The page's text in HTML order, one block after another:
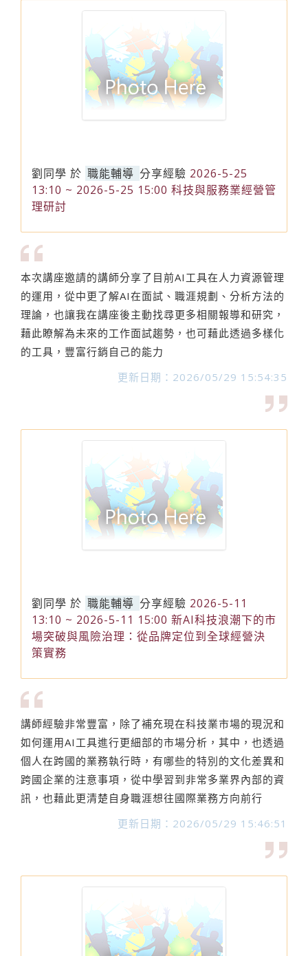
劉同學 於 職能輔導 分享經驗 2026-5-25
13:10 ~ 2026-5-25 15:00 科技與服務業經營管
理研討
本次講座邀請的講師分享了目前AI工具在人力資源管理
的運用，從中更了解AI在面試、職涯規劃、分析方法的
理論，也讓我在講座後主動找尋更多相關報導和研究，
藉此瞭解為未來的工作面試趨勢，也可藉此透過多樣化
的工具，豐富行銷自己的能力
更新日期：2026/05/29 15:54:35
劉同學 於 職能輔導 分享經驗 2026-5-11
13:10 ~ 2026-5-11 15:00 新AI科技浪潮下的市
場突破與風險治理：從品牌定位到全球經營決
策實務
講師經驗非常豐富，除了補充現在科技業市場的現況和
如何運用AI工具進行更細部的市場分析，其中，也透過
個人在跨國的業務執行時，有哪些的特別的文化差異和
跨國企業的注意事項，從中學習到非常多業界內部的資
訊，也藉此更清楚自身職涯想往國際業務方向前行
更新日期：2026/05/29 15:46:51